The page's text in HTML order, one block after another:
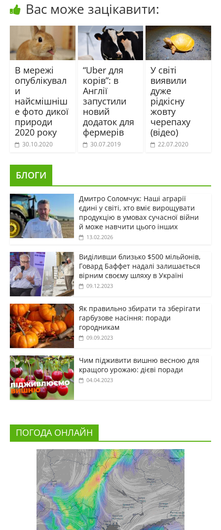
Вас може зацікавити:
В мережі
опублікувал
и
найсмішніш
е фото дикої
природи
2020 року
30.10.2020
“Uber для
корів”: в
Англії
запустили
новий
додаток для
фермерів
30.07.2019
У світі
виявили
дуже
рідкісну
жовту
черепаху
(відео)
22.07.2020
БЛОГИ
Дмитро Соломчук: Наші аграрії
єдині у світі, хто вміє вирощувати
продукцію в умовах сучасної війни
й може навчити цього інших
13.02.2026
Виділивши близько $500 мільйонів,
Говард Баффет надалі залишається
вірним своєму шляху в Україні
09.12.2023
Як правильно збирати та зберігати
гарбузове насіння: поради
городникам
09.09.2023
Чим підживити вишню весною для
кращого урожаю: дієві поради
04.04.2023
ПОГОДА ОНЛАЙН